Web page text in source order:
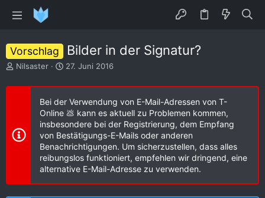
Vorschlag Bilder in der Signatur?
E
s
l
e
Nilsaster
E
s
e
l
l
t
a
m
27. Juni 2016
Bei der Verwendung von E-Mail-Adressen von T-
Online 💩 kann es aktuell zu Problemen kommen,
insbesondere bei der Registrierung, dem Empfang
von Bestätigungs-E-Mails oder anderen
Benachrichtigungen. Um sicherzustellen, dass alles
reibungslos funktioniert, empfehlen wir dringend, eine
alternative E-Mail-Adresse zu verwenden.